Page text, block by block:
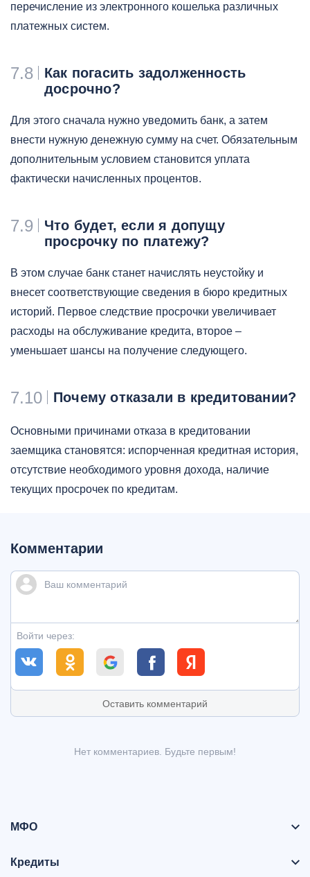
перечисление из электронного кошелька различных
платежных систем.
7.8
Как погасить задолженность
досрочно?
Для этого сначала нужно уведомить банк, а затем
внести нужную денежную сумму на счет. Обязательным
дополнительным условием становится уплата
фактически начисленных процентов.
7.9
Что будет, если я допущу
просрочку по платежу?
В этом случае банк станет начислять неустойку и
внесет соответствующие сведения в бюро кредитных
историй. Первое следствие просрочки увеличивает
расходы на обслуживание кредита, второе –
уменьшает шансы на получение следующего.
7.10 Почему отказали в кредитовании?
Основными причинами отказа в кредитовании
заемщика становятся: испорченная кредитная история,
отсутствие необходимого уровня дохода, наличие
текущих просрочек по кредитам.
Комментарии
Войти через:
Оставить комментарий
Нет комментариев. Будьте первым!
МФО
Кредиты